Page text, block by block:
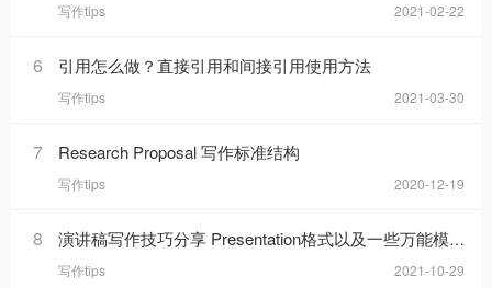
写作tips 2021-02-22
6 引用怎么做？直接引用和间接引用使用方法
写作tips 2021-03-30
7 Research Proposal 写作标准结构
写作tips 2020-12-19
8 演讲稿写作技巧分享 Presentation格式以及一些万能模板句分享
写作tips 2021-10-29